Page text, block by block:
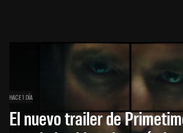
HACE 1 DÍA
El nuevo trailer de